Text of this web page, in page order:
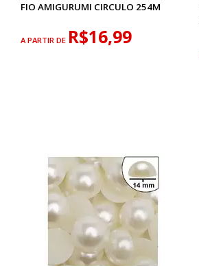
FIO AMIGURUMI CIRCULO 254M
A PARTIR DE R$16,99